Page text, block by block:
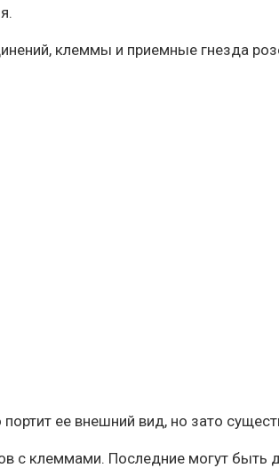
клеммы и приемные гнезда
ее внешний вид, но зато
с клеммами. Последние могут быть